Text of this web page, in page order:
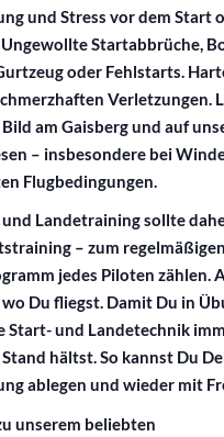
und Stress vor dem Start
Ungewollte Startabbrüche,
oder Fehlstarts.
Verletzungen.
am Gaisberg und auf
– insbesondere bei
Flugbedingungen.
und Landetraining sollte
– zum regelmäßigen
jedes Piloten zählen.
wo Du fliegst. Damit Du in
Start- und Landetechnik
hältst. So kannst Du
ablegen und wieder mit
unserem beliebten